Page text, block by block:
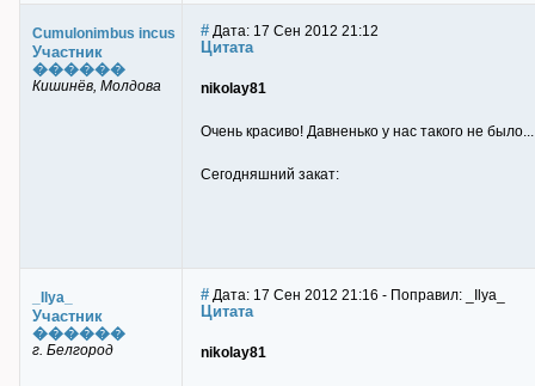
Cumulonimbus incus
Участник
������
Кишинёв, Молдова
# Дата: 17 Сен 2012 21:12
Цитата
nikolay81
Очень красиво! Давненько у нас такого не было...
Сегодняшний закат:
_Ilya_
Участник
������
г. Белгород
# Дата: 17 Сен 2012 21:16 - Поправил: _Ilya_
Цитата
nikolay81